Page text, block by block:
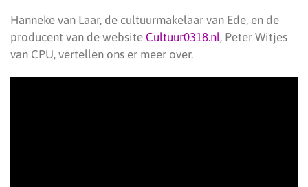
Hanneke van Laar, de cultuurmakelaar van Ede, en de
producent van de website Cultuur0318.nl, Peter Witjes
van CPU, vertellen ons er meer over.